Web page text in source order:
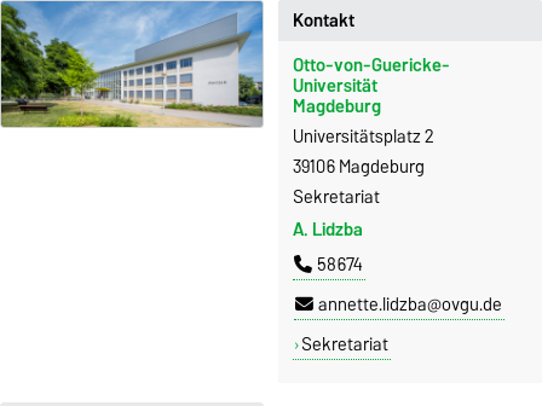
Kontakt
Otto-von-Guericke-
Universität
Magdeburg
Universitätsplatz 2
39106 Magdeburg
Sekretariat
A. Lidzba
58674
annette.lidzba@ovgu.de
Sekretariat